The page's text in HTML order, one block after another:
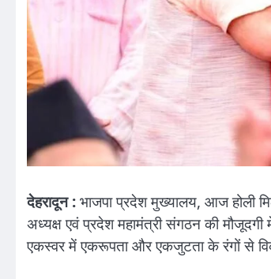
देहरादून :भाजपा प्रदेश मुख्यालय, आज होली
अध्यक्ष एवं प्रदेश महामंत्री संगठन की
एकस्वर में एकरूपता और एकजुटता के रंगों से